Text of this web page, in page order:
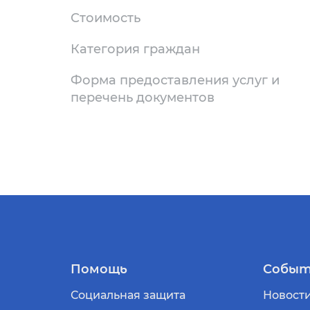
Стоимость
Категория граждан
Форма предоставления услуг и
перечень документов
Помощь
Социальная защита